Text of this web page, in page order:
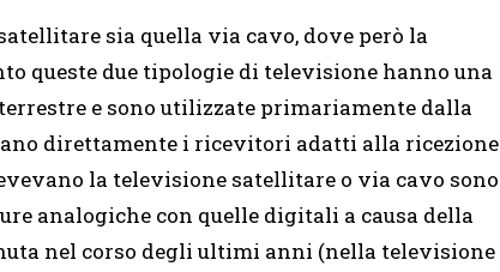
sia quella via cavo, dove però la
queste due tipologie di televisione hanno una
e sono utilizzate primariamente dalla
direttamente i ricevitori adatti alla ricezione
la televisione satellitare o via cavo sono
analogiche con quelle digitali a causa della
nel corso degli ultimi anni (nella televisione